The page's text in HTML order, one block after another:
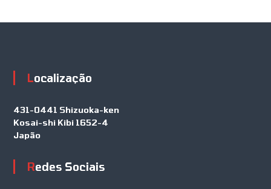
Localização
431-0441 Shizuoka-ken
Kosai-shi Kibi 1652-4
Japão
Redes Sociais